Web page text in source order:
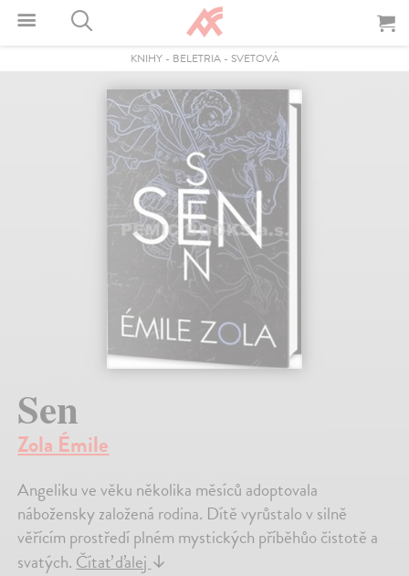
KNIHY- BELETRIA- SVETOVÁ
Sen
Zola Émile
Angeliku ve věku několika měsíců adoptovala
nábožensky založená rodina. Dítě vyrůstalo v silně
věřícím prostředí plném mystických příběhůo čistotě a
svatých.Čítať ďalej↓